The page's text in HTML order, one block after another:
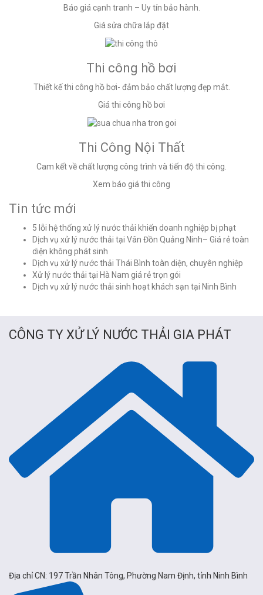
Báo giá cạnh tranh – Uy tín bảo hành.
Giá sửa chữa lắp đặt
Thi công hồ bơi
Thiết kế thi công hồ bơi- đảm bảo chất lượng đẹp mắt.
Giá thi công hồ bơi
Thi Công Nội Thất
Cam kết về chất lượng công trình và tiến độ thi công.
Xem báo giá thi công
Tin tức mới
5 lỗi hệ thống xử lý nước thải khiến doanh nghiệp bị phạt
Dịch vụ xử lý nước thải tại Vân Đồn Quảng Ninh– Giá rẻ toàn
diện không phát sinh
Dịch vụ xử lý nước thải Thái Bình toàn diện, chuyên nghiệp
Xử lý nước thải tại Hà Nam giá rẻ trọn gói
Dịch vụ xử lý nước thải sinh hoạt khách sạn tại Ninh Bình
CÔNG TY XỬ LÝ NƯỚC THẢI GIA PHÁT
Địa chỉ CN: 197 Trần Nhân Tông, Phường Nam Định, tỉnh Ninh Bình